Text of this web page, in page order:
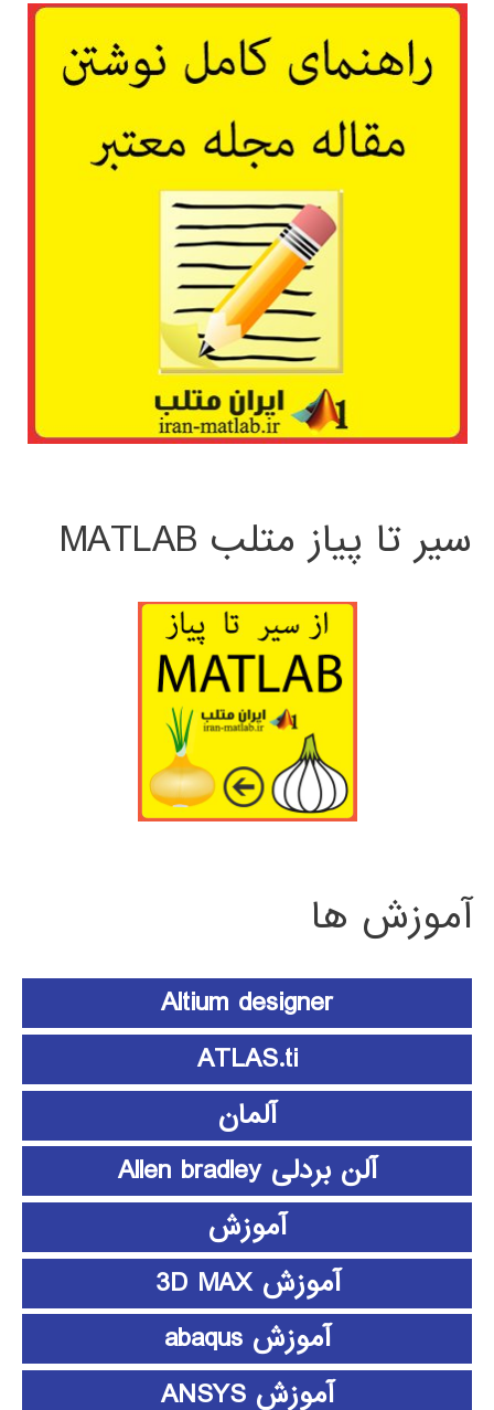
سیر تا پیاز متلب MATLAB
آموزش ها
Altium designer
ATLAS.ti
آلمان
آلن بردلی Allen bradley
آموزش
آموزش 3D MAX
آموزش abaqus
آموزش ANSYS